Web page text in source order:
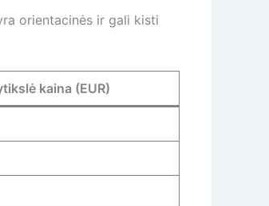
orientacinės ir gali kisti
kaina (EUR)